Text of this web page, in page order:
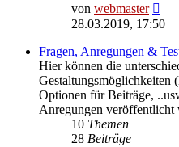
von webmaster
28.03.2019, 17:50
Fragen, Anregungen &
Hier können die
Gestaltungsmöglichkeiten
Optionen für Beiträge,
Anregungen veröffentlicht
10 Themen
28 Beiträge